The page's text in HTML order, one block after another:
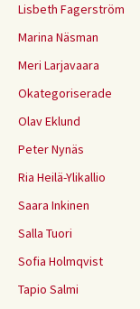
Lisbeth Fagerström
Marina Näsman
Meri Larjavaara
Okategoriserade
Olav Eklund
Peter Nynäs
Ria Heilä-Ylikallio
Saara Inkinen
Salla Tuori
Sofia Holmqvist
Tapio Salmi